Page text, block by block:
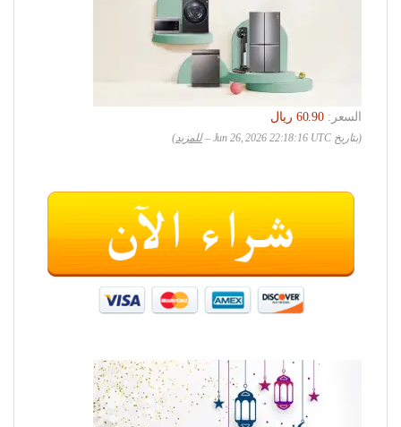
السعر:
‏60.90 ريال
(بتاريخ Jun 26, 2026 22:18:16 UTC – للمزيد)